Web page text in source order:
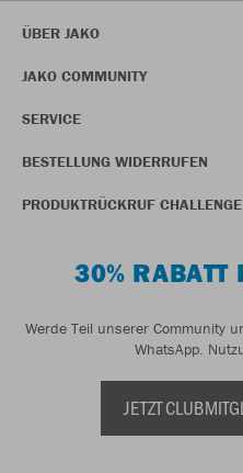
ÜBER JAKO
JAKO COMMUNITY
SERVICE
BESTELLUNG WIDERRUFEN
PRODUKTRÜCKRUF CHALLENGE
30% RABATT
Werde Teil unserer Community
WhatsApp.
JETZT